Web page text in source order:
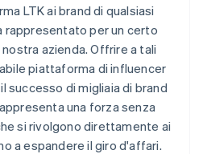
LTK ai brand di qualsiasi
rappresentato per un certo
azienda. Offrire a tali
piattaforma di influencer
successo di migliaia di brand
una forza senza
si rivolgono direttamente ai
a espandere il giro d'affari.